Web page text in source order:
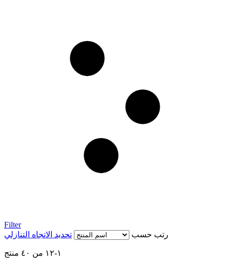
Filter
رتب حسب
تحديد الاتجاه التنازلي
١-١٢ من ٤٠ منتج